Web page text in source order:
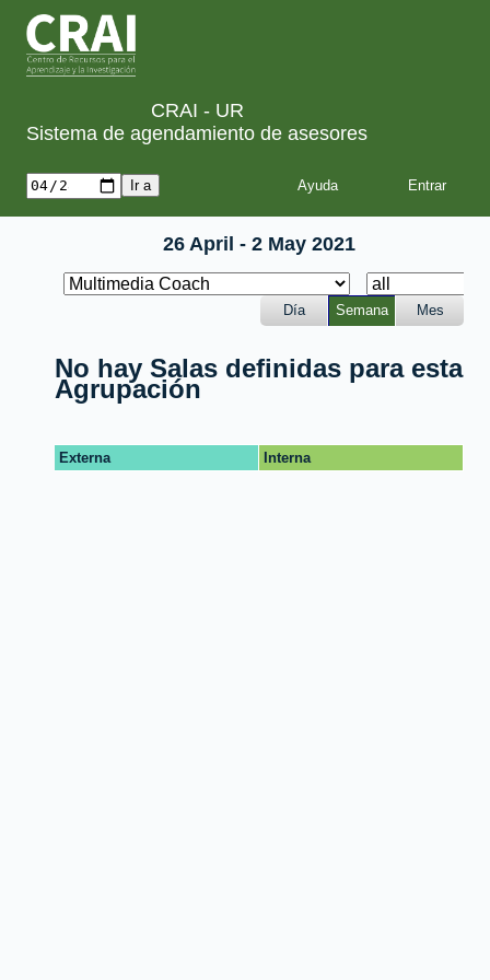
CRAI - UR
Sistema de agendamiento de asesores
Ayuda
26 April - 2 May 2021
Día Semana Mes
No hay Salas definidas para esta
Agrupación
Externa Interna